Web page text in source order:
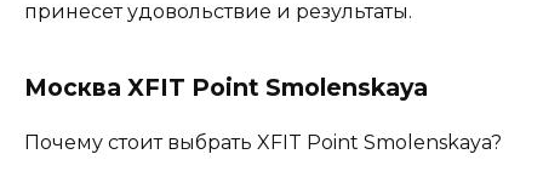
принесет удовольствие и результаты.
Москва XFIT Point Smolenskaya
Почему стоит выбрать XFIT Point Smolenskaya?